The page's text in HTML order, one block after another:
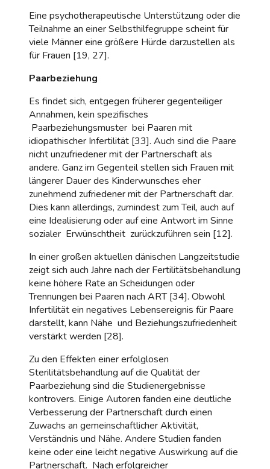
Eine psychotherapeutische Unterstützung oder die
Teilnahme an einer Selbsthilfegruppe scheint für
viele Männer eine größere Hürde darzustellen als
für Frauen [19, 27].
Paarbeziehung
Es findet sich, entgegen früherer gegenteiliger
Annahmen, kein spezifisches
Paarbeziehungsmuster bei Paaren mit
idiopathischer Infertilität [33]. Auch sind die Paare
nicht unzufriedener mit der Partnerschaft als
andere. Ganz im Gegenteil stellen sich Frauen mit
längerer Dauer des Kinderwunsches eher
zunehmend zufriedener mit der Partnerschaft dar.
Dies kann allerdings, zumindest zum Teil, auch auf
eine Idealisierung oder auf eine Antwort im Sinne
sozialer Erwünschtheit zurückzuführen sein [12].
In einer großen aktuellen dänischen Langzeitstudie
zeigt sich auch Jahre nach der Fertilitätsbehandlung
keine höhere Rate an Scheidungen oder
Trennungen bei Paaren nach ART [34]. Obwohl
Infertilität ein negatives Lebensereignis für Paare
darstellt, kann Nähe und Beziehungszufriedenheit
verstärkt werden [28].
Zu den Effekten einer erfolglosen
Sterilitätsbehandlung auf die Qualität der
Paarbeziehung sind die Studienergebnisse
kontrovers. Einige Autoren fanden eine deutliche
Verbesserung der Partnerschaft durch einen
Zuwachs an gemeinschaftlicher Aktivität,
Verständnis und Nähe. Andere Studien fanden
keine oder eine leicht negative Auswirkung auf die
Partnerschaft. Nach erfolgreicher